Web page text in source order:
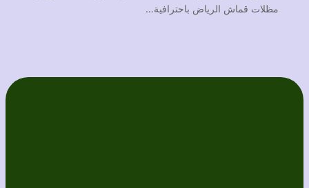
مظلات قماش الرياض باحترافية…